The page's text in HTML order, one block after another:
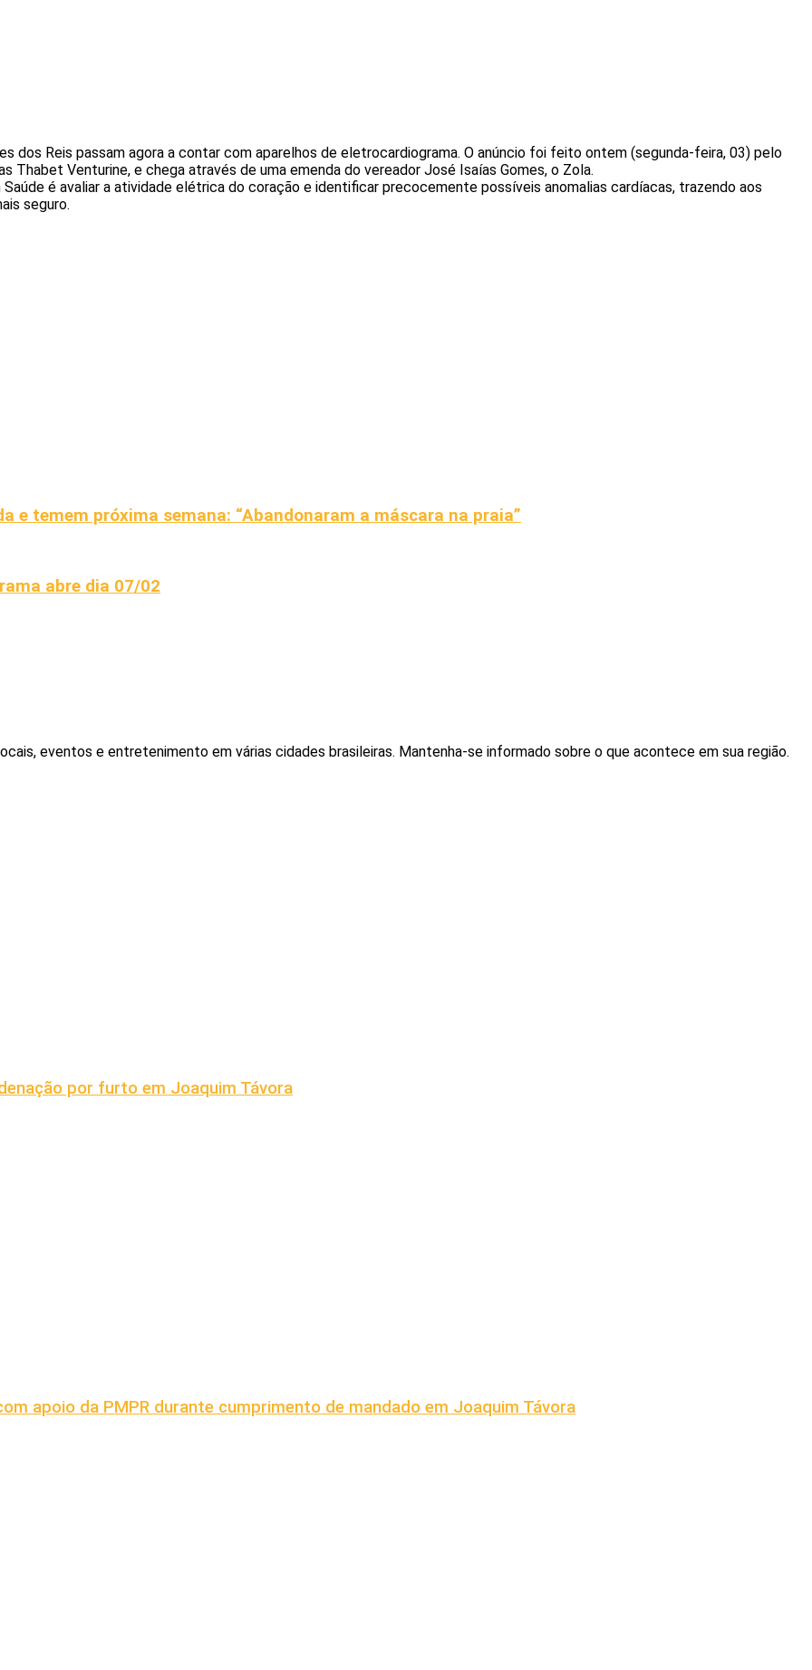
dos Reis passam agora a contar com aparelhos de eletrocardiograma. O anúncio foi feito ontem (segunda-feira, 03) pelo
Venturine, e chega através de uma emenda do vereador José Isaías Gomes, o Zola.
é avaliar a atividade elétrica do coração e identificar precocemente possíveis anomalias cardíacas, trazendo aos
seguro.
e temem próxima semana: “Abandonaram a máscara na praia”
abre dia 07/02
eventos e entretenimento em várias cidades brasileiras. Mantenha-se informado sobre o que acontece em sua região.
por furto em Joaquim Távora
apoio da PMPR durante cumprimento de mandado em Joaquim Távora